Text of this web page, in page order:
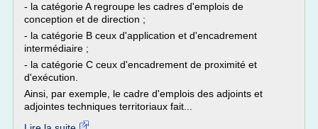
- la catégorie A regroupe les cadres d'emplois de
conception et de direction ;
- la catégorie B ceux d'application et d'encadrement
intermédiaire ;
- la catégorie C ceux d'encadrement de proximité et
d'exécution.
Ainsi, par exemple, le cadre d'emplois des adjoints et
adjointes techniques territoriaux fait...